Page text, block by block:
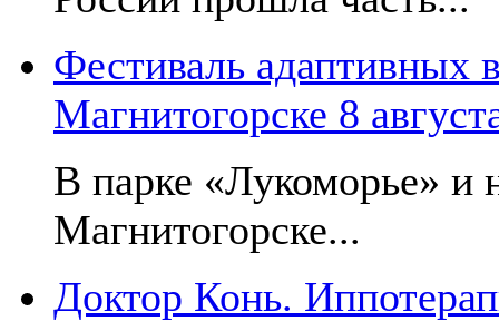
Фестиваль адаптивных
Магнитогорске 8
В парке «Лукоморье» и
Магнитогорске...
Доктор Конь.